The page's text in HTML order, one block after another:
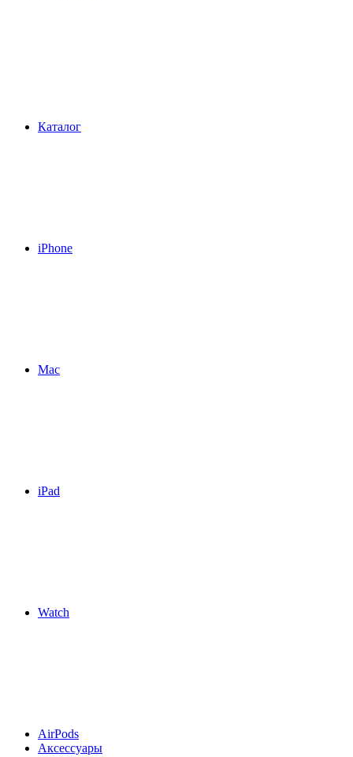
Каталог
iPhone
Mac
iPad
Watch
AirPods
Аксессуары